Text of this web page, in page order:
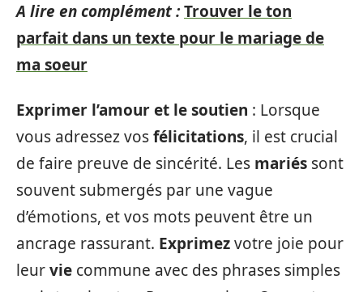
A lire en complément :Trouver le ton
parfait dans un texte pour le mariage de
ma soeur
Exprimer l’amour et le soutien : Lorsque
vous adressez vosfélicitations, il est crucial
de faire preuve de sincérité. Les mariés sont
souvent submergés par une vague
d’émotions, et vos mots peuvent être un
ancrage rassurant. Exprimezvotre joie pour
leurvie commune avec des phrases simples